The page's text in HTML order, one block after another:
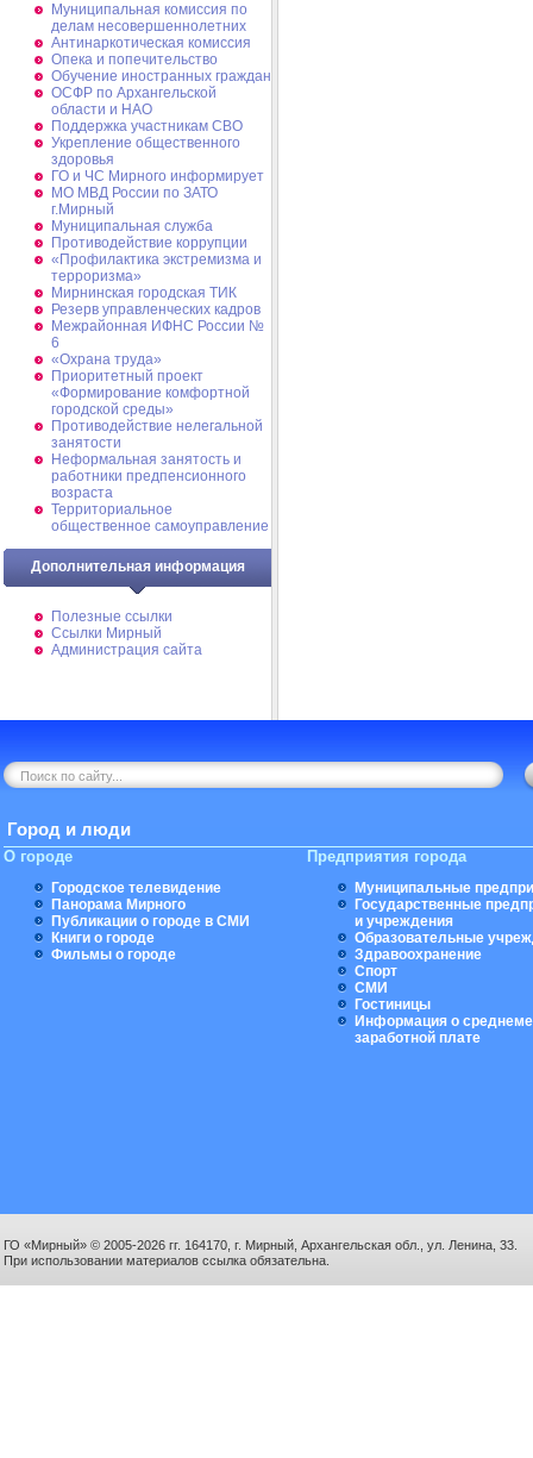
Муниципальная комиссия по
делам несовершеннолетних
Антинаркотическая комиссия
Опека и попечительство
Обучение иностранных граждан
ОСФР по Архангельской
области и НАО
Поддержка участникам СВО
Укрепление общественного
здоровья
ГО и ЧС Мирного информирует
МО МВД России по ЗАТО
г.Мирный
Муниципальная cлужба
Противодействие коррупции
«Профилактика экстремизма и
терроризма»
Мирнинская городская ТИК
Резерв управленческих кадров
Межрайонная ИФНС России №
6
«Охрана труда»
Приоритетный проект
«Формирование комфортной
городской среды»
Противодействие нелегальной
занятости
Неформальная занятость и
работники предпенсионного
возраста
Территориальное
общественное самоуправление
Дополнительная информация
Полезные ссылки
Ссылки Мирный
Администрация сайта
Город и люди
О городе
Городское телевидение
Панорама Мирного
Публикации о городе в СМИ
Книги о городе
Фильмы о городе
Предприятия города
Муниципальные
Государственные
и учреждения
Образовательные
Здравоохранение
Спорт
СМИ
Гостиницы
Информация о
заработной плате
ГО «Мирный» © 2005-2026 гг. 164170, г. Мирный, Архангельская обл., ул. Ленина, 33.
При использовании материалов ссылка обязательна.